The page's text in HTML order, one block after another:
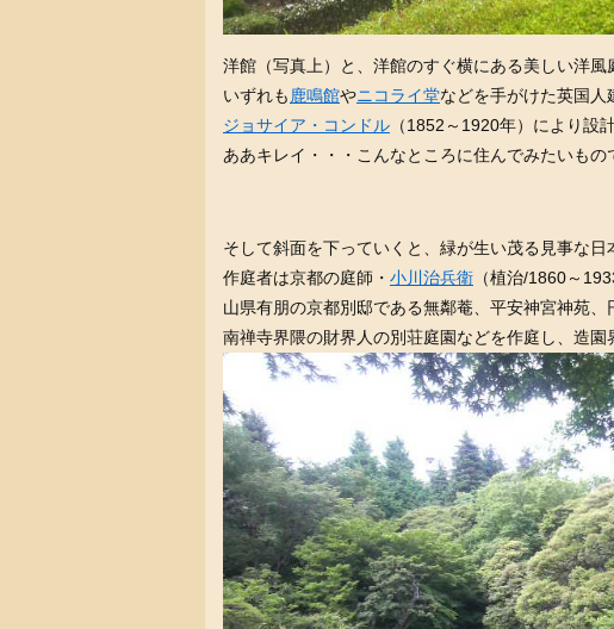
洋館（写真上）と、洋館のすぐ横にある美しい洋風
いずれも 鹿鳴館やニコライ堂などを手がけた英国人
ジョサイア・コンドル （1852～1920年）により設
ああキレイ・・・こんなところに住んでみたいもの
そして斜面を下っていくと、緑が生い茂る見事な日
作庭者は京都の庭師・ 小川治兵衛 （植治/1860～
山県有朋の京都別邸である無鄰菴、平安神宮神苑、
南禅寺界隈の財界人の別荘庭園などを作庭し、造園